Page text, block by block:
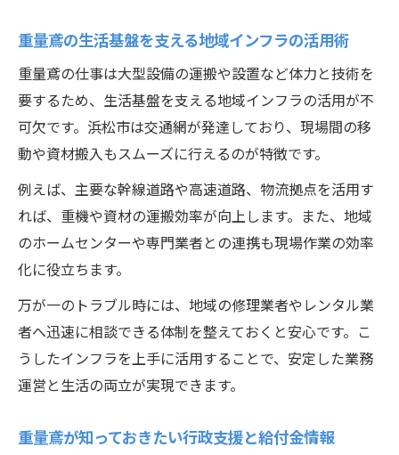
重量鳶の生活基盤を支える地域インフラの活用術
重量鳶の仕事は大型設備の運搬や設置など体力と技術を
要するため、生活基盤を支える地域インフラの活用が不
可欠です。浜松市は交通網が発達しており、現場間の移
動や資材搬入もスムーズに行えるのが特徴です。
例えば、主要な幹線道路や高速道路、物流拠点を活用す
れば、重機や資材の運搬効率が向上します。また、地域
のホームセンターや専門業者との連携も現場作業の効率
化に役立ちます。
万が一のトラブル時には、地域の修理業者やレンタル業
者へ迅速に相談できる体制を整えておくと安心です。こ
うしたインフラを上手に活用することで、安定した業務
運営と生活の両立が実現できます。
重量鳶が知っておきたい行政支援と給付金情報